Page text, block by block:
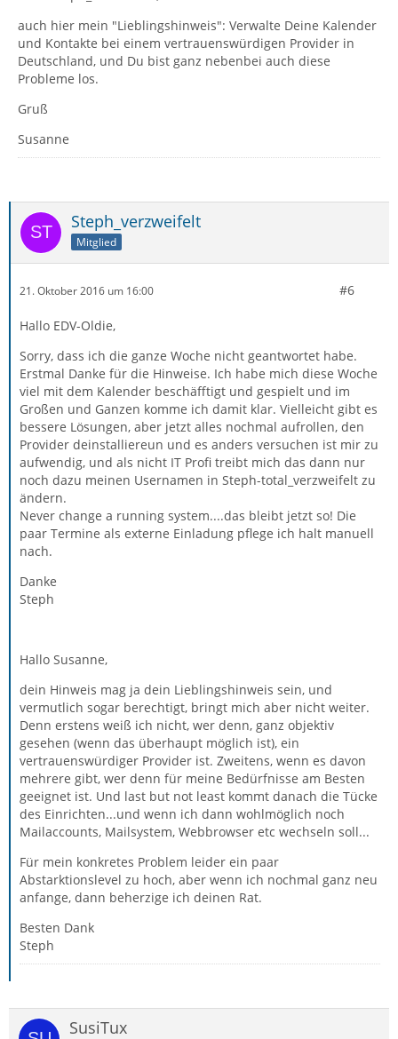
auch hier mein "Lieblingshinweis": Verwalte Deine Kalender
und Kontakte bei einem vertrauenswürdigen Provider in
Deutschland, und Du bist ganz nebenbei auch diese
Probleme los.
Gruß
Susanne
Steph_verzweifelt
Mitglied
21. Oktober 2016 um 16:00 #6
Hallo EDV-Oldie,
Sorry, dass ich die ganze Woche nicht geantwortet habe.
Erstmal Danke für die Hinweise. Ich habe mich diese Woche
viel mit dem Kalender beschäfftigt und gespielt und im
Großen und Ganzen komme ich damit klar. Vielleicht gibt es
bessere Lösungen, aber jetzt alles nochmal aufrollen, den
Provider deinstalliereun und es anders versuchen ist mir zu
aufwendig, und als nicht IT Profi treibt mich das dann nur
noch dazu meinen Usernamen in Steph-total_verzweifelt zu
ändern.
Never change a running system....das bleibt jetzt so! Die
paar Termine als externe Einladung pflege ich halt manuell
nach.
Danke
Steph
Hallo Susanne,
dein Hinweis mag ja dein Lieblingshinweis sein, und
vermutlich sogar berechtigt, bringt mich aber nicht weiter.
Denn erstens weiß ich nicht, wer denn, ganz objektiv
gesehen (wenn das überhaupt möglich ist), ein
vertrauenswürdiger Provider ist. Zweitens, wenn es davon
mehrere gibt, wer denn für meine Bedürfnisse am Besten
geeignet ist. Und last but not least kommt danach die Tücke
des Einrichten...und wenn ich dann wohlmöglich noch
Mailaccounts, Mailsystem, Webbrowser etc wechseln soll...
Für mein konkretes Problem leider ein paar
Abstarktionslevel zu hoch, aber wenn ich nochmal ganz neu
anfange, dann beherzige ich deinen Rat.
Besten Dank
Steph
SusiTux